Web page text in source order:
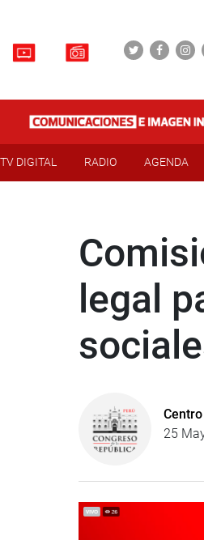
TV DIGITAL RADIO AGENDA
legal
25